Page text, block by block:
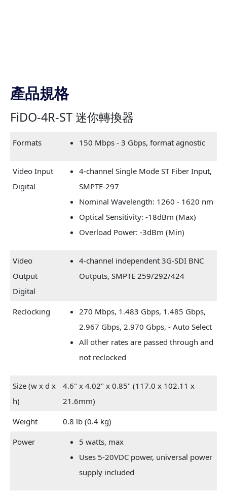
產品規格
FiDO-4R-ST 迷你轉換器
Formats 150 Mbps - 3 Gbps, format agnostic
Video Input
Digital
4-channel Single Mode ST Fiber Input,
SMPTE-297
Nominal Wavelength: 1260 - 1620 nm
Optical Sensitivity: -18dBm (Max)
Overload Power: -3dBm (Min)
Video
Output
Digital
4-channel independent 3G-SDI BNC
Outputs, SMPTE 259/292/424
Reclocking
270 Mbps, 1.483 Gbps, 1.485 Gbps,
2.967 Gbps, 2.970 Gbps, - Auto Select
All other rates are passed through and
not reclocked
Size (w x d x
h)
4.6" x 4.02" x 0.85" (117.0 x 102.11 x
21.6mm)
Weight
0.8 lb (0.4 kg)
Power
5 watts, max
Uses 5-20VDC power, universal power
supply included